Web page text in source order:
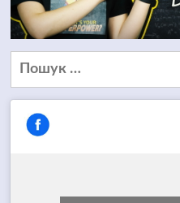
Пошук: